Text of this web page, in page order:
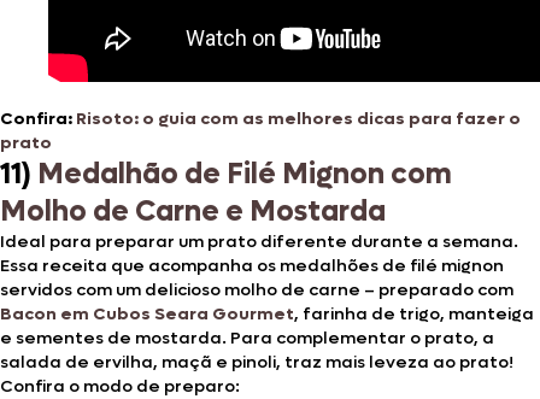
Confira: Risoto: o guia com as melhores dicas para fazer o
prato
11) Medalhão de Filé Mignon com
Molho de Carne e Mostarda
Ideal para preparar um prato diferente durante a semana.
Essa receita que acompanha os medalhões de filé mignon
servidos com um delicioso molho de carne – preparado com
Bacon em Cubos Seara Gourmet, farinha de trigo, manteiga
e sementes de mostarda. Para complementar o prato, a
salada de ervilha, maçã e pinoli, traz mais leveza ao prato!
Confira o modo de preparo: